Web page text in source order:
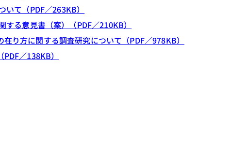
て（PDF／263KB）
る意見書（案）（PDF／210KB）
り方に関する調査研究について（PDF／978KB）
／138KB）